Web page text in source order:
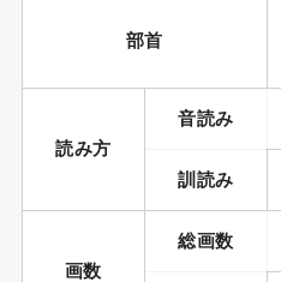
部首
読み方
音読み
訓読み
画数
総画数